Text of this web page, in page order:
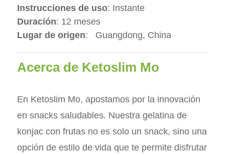
Instrucciones de uso: Instante
Duración: 12 meses
Lugar de origen: Guangdong, China
Acerca de Ketoslim Mo
En Ketoslim Mo, apostamos por la innovación
en snacks saludables. Nuestra gelatina de
konjac con frutas no es solo un snack, sino una
opción de estilo de vida que te permite disfrutar